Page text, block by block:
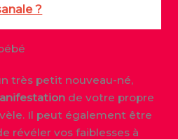
?
très petit nouveau-né,
de votre propre
Il peut également être
révéler vos faiblesses à